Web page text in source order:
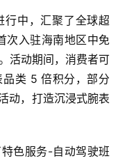
行中，汇聚了全球超
次入驻海南地区中免
活动期间，消费者可
类 5 倍积分，部分
动，打造沉浸式腕表
色服务-自动驾驶班